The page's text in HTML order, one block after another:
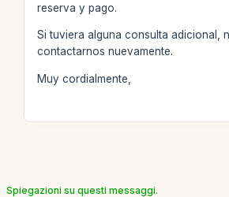
reserva y pago.
Si tuviera alguna consulta adicional,
contactarnos nuevamente.
Muy cordialmente,
Spiegazioni su questi messaggi.